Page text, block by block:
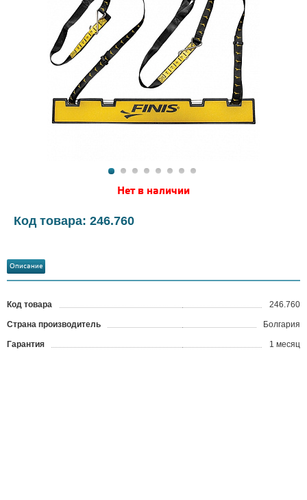
Нет в наличии
Код товара: 246.760
Описание
Код товара 246.760
Страна производитель Болгария
Гарантия 1 месяц